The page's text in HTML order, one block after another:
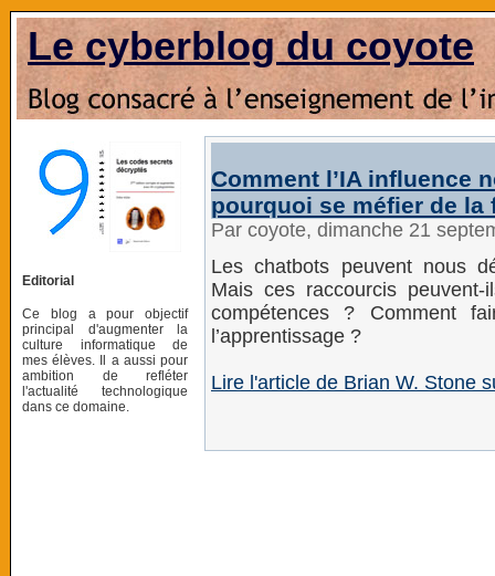
Le cyberblog du coyote
Editorial
Ce blog a pour objectif
principal d'augmenter la
culture informatique de
mes élèves. Il a aussi pour
ambition de refléter
l'actualité technologique
dans ce domaine.
Comment l’IA influence
pourquoi se méfier de la
Par coyote, dimanche 21
Les chatbots peuvent nous
Mais ces raccourcis
compétences ? Comment
l’apprentissage ?
Lire l'article de Brian W. Stone